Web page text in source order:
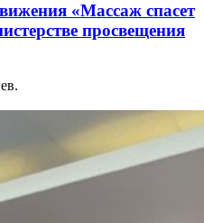
«Массаж спасет
просвещения